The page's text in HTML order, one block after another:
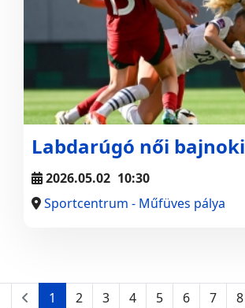
Labdarúgó női bajnoki
2026.05.02 10:30
Sportcentrum - Műfüves pálya
1 2 3 4 5 6 7 8